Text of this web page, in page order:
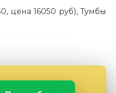
цена 16050 руб), Тумбы